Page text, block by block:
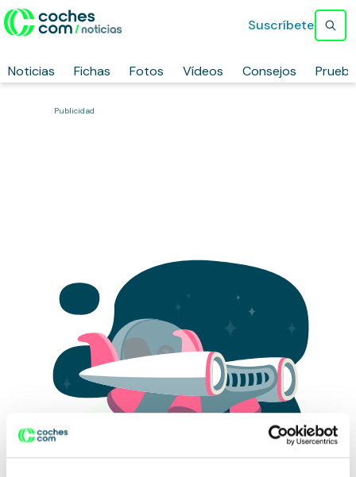
Noticias Fichas Fotos Vídeos Consejos
Suscríbete
Publicidad